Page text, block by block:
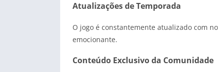
Atualizações de Temporada
O jogo é constantemente atualizado com
emocionante.
Conteúdo Exclusivo da Comunidade